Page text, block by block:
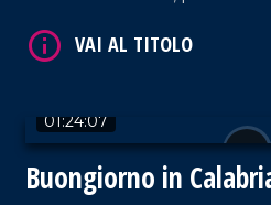
01:24:07
Buongiorno in